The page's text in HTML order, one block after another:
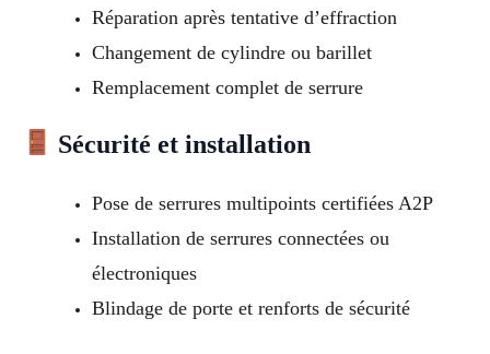
Réparation après tentative d’effraction
Changement de cylindre ou barillet
Remplacement complet de serrure
Sécurité et installation
Pose de serrures multipoints certifiées A2P
Installation de serrures connectées ou
électroniques
Blindage de porte et renforts de sécurité